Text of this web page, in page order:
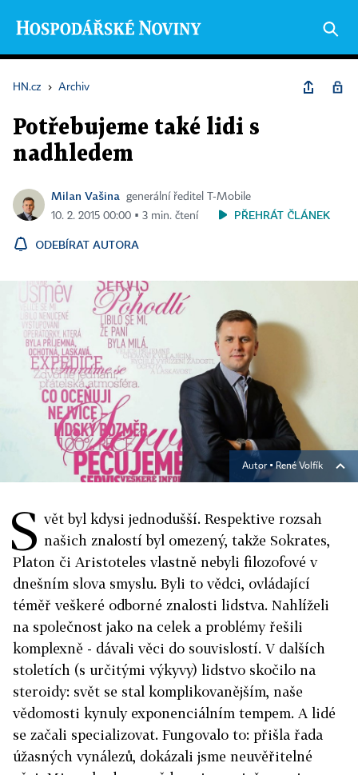
HN.cz › Archiv
Potřebujeme také lidi s
nadhledem
Milan Vašina
generální ředitel T-Mobile
10. 2. 2015 00:00 ▪ 3 min. čtení
PŘEHRÁT ČLÁNEK
ODEBÍRAT AUTORA
Autor ▪René Volfík
S vět byl kdysi jednodušší. Respektive rozsah
našich znalostí byl omezený, takže Sokrates,
Platon či Aristoteles vlastně nebyli filozofové v
dnešním slova smyslu. Byli to vědci, ovládající
téměř veškeré odborné znalosti lidstva. Nahlíželi
na společnost jako na celek a problémy řešili
komplexně - dávali věci do souvislostí. V dalších
stoletích (s určitými výkyvy) lidstvo skočilo na
steroidy: svět se stal komplikovanějším, naše
vědomosti kynuly exponenciálním tempem. A lidé
se začali specializovat. Fungovalo to: přišla řada
úžasných vynálezů, dokázali jsme neuvěřitelné